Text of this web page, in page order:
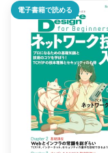
電子書籍で読める